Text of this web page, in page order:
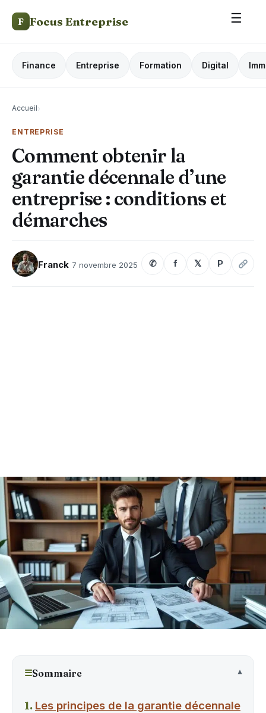
F Focus Entreprise ☰
Finance Entreprise Formation Digital
Accueil›
ENTREPRISE
Comment obtenir la
garantie décennale d’une
entreprise : conditions et
démarches
Franck 7 novembre 2025 ✆ f 𝕏 P
☰Sommaire
Les principes de la garantie décennale